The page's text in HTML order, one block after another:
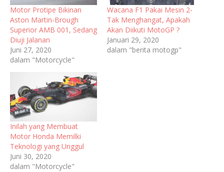
Motor Protipe Bikinan
Aston Martin-Brough
Superior AMB 001, Sedang
Diuji Jalanan
Juni 27, 2020
dalam "Motorcycle"
Wacana F1 Pakai Mesin 2-
Tak Menghangat, Apakah
Akan Diikuti MotoGP ?
Januari 29, 2020
dalam "berita motogp"
Inilah yang Membuat
Motor Honda Memilki
Teknologi yang Unggul
Juni 30, 2020
dalam "Motorcycle"